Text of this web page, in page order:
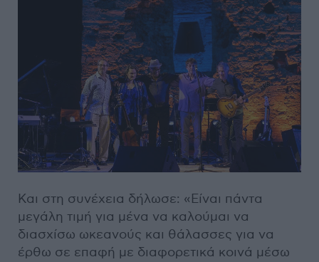
Και στη συνέχεια δήλωσε: «Είναι πάντα
μεγάλη τιμή για μένα να καλούμαι να
διασχίσω ωκεανούς και θάλασσες για να
έρθω σε επαφή με διαφορετικά κοινά μέσω